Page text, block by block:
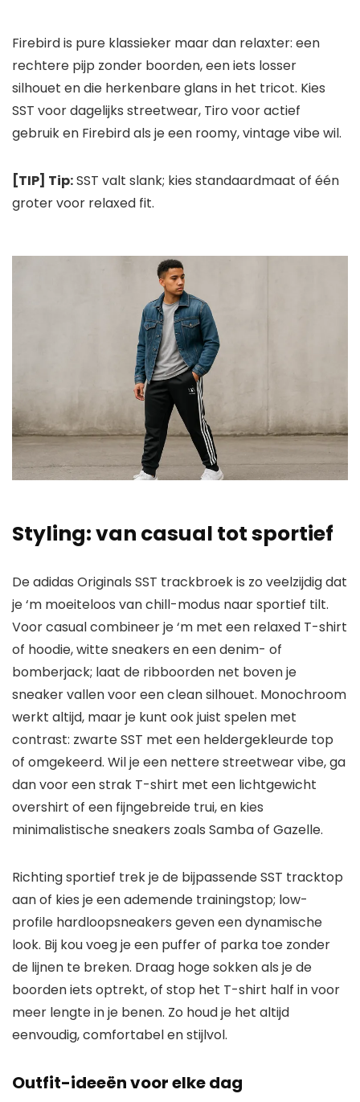
Firebird is pure klassieker maar dan relaxter: een
rechtere pijp zonder boorden, een iets losser
silhouet en die herkenbare glans in het tricot. Kies
SST voor dagelijks streetwear, Tiro voor actief
gebruik en Firebird als je een roomy, vintage vibe wil.
[TIP] Tip:SST valt slank; kies standaardmaat of één
groter voor relaxed fit.
Styling: van casual tot sportief
De adidas Originals SST trackbroek is zo veelzijdig dat
je ‘m moeiteloos van chill-modus naar sportief tilt.
Voor casual combineer je ‘m met een relaxed T-shirt
of hoodie, witte sneakers en een denim- of
bomberjack; laat de ribboorden net boven je
sneaker vallen voor een clean silhouet. Monochroom
werkt altijd, maar je kunt ook juist spelen met
contrast: zwarte SST met een heldergekleurde top
of omgekeerd. Wil je een nettere streetwear vibe, ga
dan voor een strak T-shirt met een lichtgewicht
overshirt of een fijngebreide trui, en kies
minimalistische sneakers zoals Samba of Gazelle.
Richting sportief trek je de bijpassende SST tracktop
aan of kies je een ademende trainingstop; low-
profile hardloopsneakers geven een dynamische
look. Bij kou voeg je een puffer of parka toe zonder
de lijnen te breken. Draag hoge sokken als je de
boorden iets optrekt, of stop het T-shirt half in voor
meer lengte in je benen. Zo houd je het altijd
eenvoudig, comfortabel en stijlvol.
Outfit-ideeën voor elke dag